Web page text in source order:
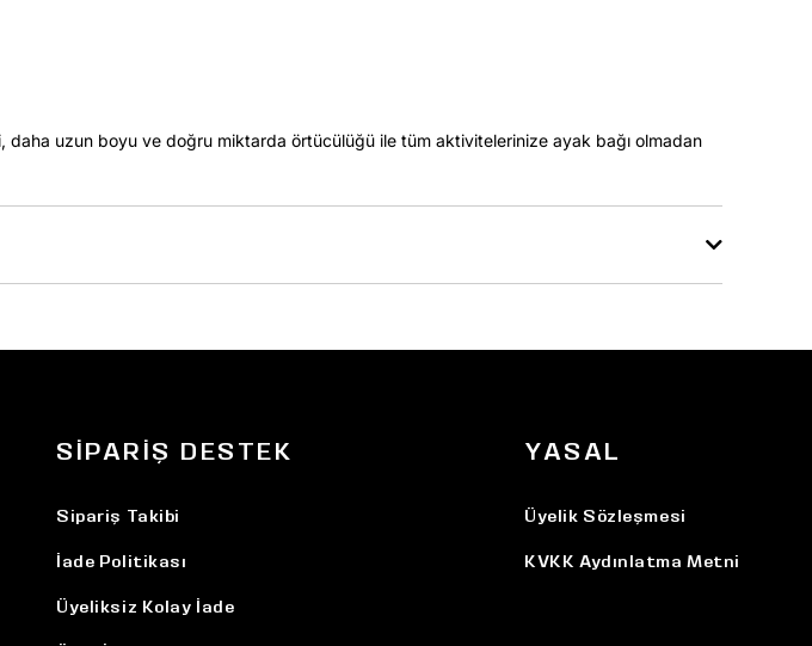
daha uzun boyu ve doğru miktarda örtücülüğü ile tüm aktivitelerinize ayak bağı olmadan
SIPARIŞ DESTEK
Sipariş Takibi
İade Politikası
Üyeliksiz Kolay İade
YASAL
Üyelik Sözleşmesi
KVKK Aydınlatma Metni